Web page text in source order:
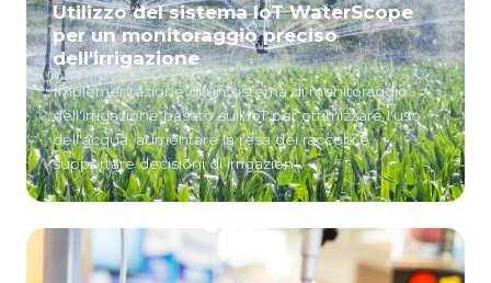
Utilizzo del sistema IoT WaterScope
per un monitoraggio preciso
dell'irrigazione
Implementazione di un sistema di monitoraggio
dell'irrigazione basato sull'IoT per ottimizzare l'uso
dell'acqua, aumentare la resa dei raccolti e
supportare decisioni di irrigazion